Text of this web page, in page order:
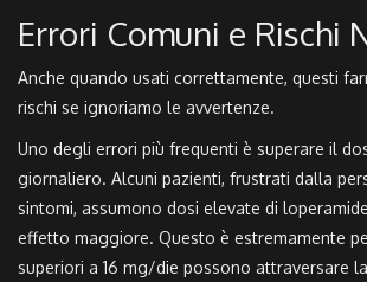
Errori Comuni e Rischi
Anche quando usati correttamente, questi
rischi se ignoriamo le avvertenze.
Uno degli errori più frequenti è superare il
giornaliero. Alcuni pazienti, frustrati dalla
sintomi, assumono dosi elevate di
effetto maggiore. Questo è estremamente
superiori a 16 mg/die possono attraversare